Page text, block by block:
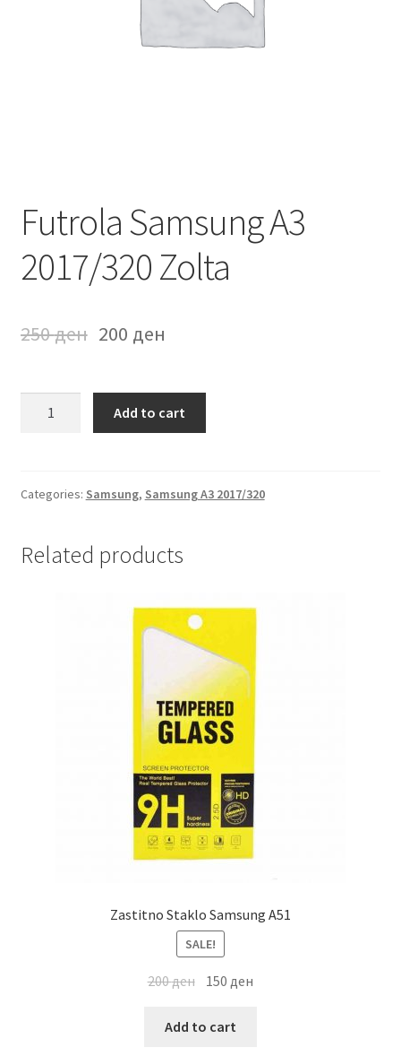
Futrola Samsung A3
2017/320 Zolta
250ден 200 ден
Zolta
Add to cart
Categories: Samsung, Samsung A3 2017/320
Related products
Zastitno Staklo Samsung A51
SALE!
200ден 150 ден
Add to cart